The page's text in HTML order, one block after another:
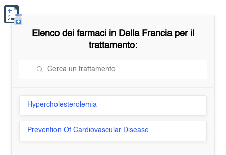
Elenco dei farmaci in Della Franciaper il
trattamento:
Hypercholesterolemia
Prevention Of Cardiovascular Disease